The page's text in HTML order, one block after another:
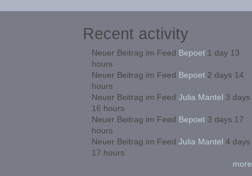
Recent activity
Neuer Beitrag im Feed Bepoet1 day 13
hours
Neuer Beitrag im Feed Bepoet2 days 14
hours
Neuer Beitrag im Feed Julia Mantel 3 days
16 hours
Neuer Beitrag im Feed Bepoet3 days 17
hours
Neuer Beitrag im Feed Julia Mantel 4 days
17 hours
more